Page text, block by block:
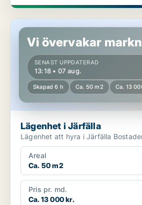
Lägenhet i Järfälla
Vi övervakar
SENAST UPPDATERAD
13:18 • 07 aug.
Skapad 6 h Ca. 50 m2 Ca. 13
Lägenhet i Järfälla
Lägenhet att hyra i
Areal
Ca. 50 m2
Pris pr. md.
Ca. 13 000 kr.